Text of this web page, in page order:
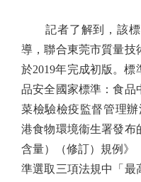
記者了解到，該標
導，聯合東莞市質量技
於2019年完成初版。
品安全國家標準：食品
菜檢驗檢疫監督管理辦
港食物環境衞生署發布
含量）（修訂）規例》
準選取三項法規中「最